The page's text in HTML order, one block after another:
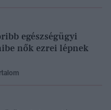
egészségügyi
nők ezrei lépnek